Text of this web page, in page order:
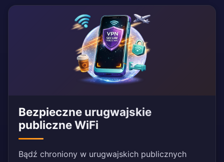
Bezpieczne urugwajskie
publiczne WiFi
Bądź chroniony w urugwajskich publicznych